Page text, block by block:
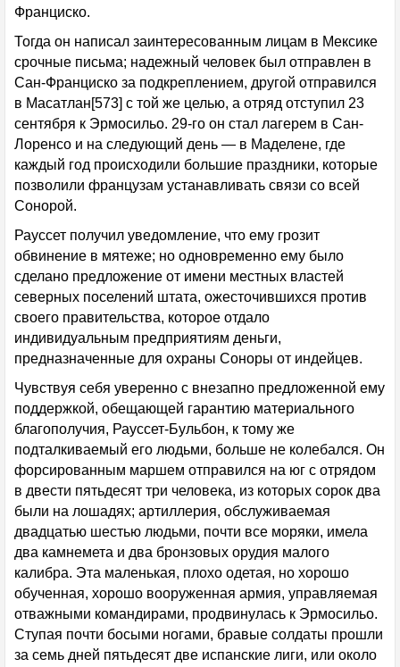
Франциско.
Тогда он написал заинтересованным лицам в Мексике
срочные письма; надежный человек был отправлен в
Сан-Франциско за подкреплением, другой отправился
в Масатлан[573] с той же целью, а отряд отступил 23
сентября к Эрмосильо. 29-го он стал лагерем в Сан-
Лоренсо и на следующий день — в Маделене, где
каждый год происходили большие праздники, которые
позволили французам устанавливать связи со всей
Сонорой.
Рауссет получил уведомление, что ему грозит
обвинение в мятеже; но одновременно ему было
сделано предложение от имени местных властей
северных поселений штата, ожесточившихся против
своего правительства, которое отдало
индивидуальным предприятиям деньги,
предназначенные для охраны Соноры от индейцев.
Чувствуя себя уверенно с внезапно предложенной ему
поддержкой, обещающей гарантию материального
благополучия, Рауссет-Бульбон, к тому же
подталкиваемый его людьми, больше не колебался. Он
форсированным маршем отправился на юг с отрядом
в двести пятьдесят три человека, из которых сорок два
были на лошадях; артиллерия, обслуживаемая
двадцатью шестью людьми, почти все моряки, имела
два камнемета и два бронзовых орудия малого
калибра. Эта маленькая, плохо одетая, но хорошо
обученная, хорошо вооруженная армия, управляемая
отважными командирами, продвинулась к Эрмосильо.
Ступая почти босыми ногами, бравые солдаты прошли
за семь дней пятьдесят две испанские лиги, или около